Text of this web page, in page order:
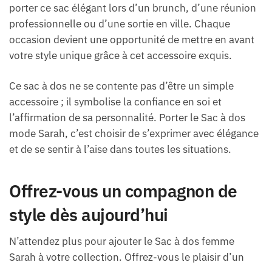
porter ce sac élégant lors d’un brunch, d’une réunion
professionnelle ou d’une sortie en ville. Chaque
occasion devient une opportunité de mettre en avant
votre style unique grâce à cet accessoire exquis.
Ce sac à dos ne se contente pas d’être un simple
accessoire ; il symbolise la confiance en soi et
l’affirmation de sa personnalité. Porter le Sac à dos
mode Sarah, c’est choisir de s’exprimer avec élégance
et de se sentir à l’aise dans toutes les situations.
Offrez-vous un compagnon de
style dès aujourd’hui
N’attendez plus pour ajouter le Sac à dos femme
Sarah à votre collection. Offrez-vous le plaisir d’un